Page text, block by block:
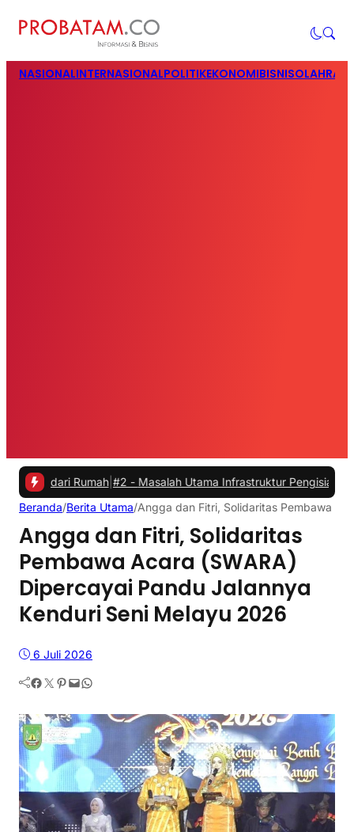
NASIONALINTERNASIONALPOLITIKEKONOMIBISNIS
Rumah |#2 -Masalah Utama Infrastruktur Pengisian Daya untuk
Beranda/Berita Utama/Angga dan Fitri, Solidaritas Pembawa
Angga dan Fitri, Solidaritas
Pembawa Acara (SWARA)
Dipercayai Pandu Jalannya
Kenduri Seni Melayu 2026
6 Juli 2026
Facebook Twitter Pinterest Mail WhatsApp